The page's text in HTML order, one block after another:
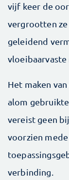
vijf keer de
vergrootten
geleidend
vloeibaarvaste
Het maken
alom
vereist geen
voorzien
verbinding.